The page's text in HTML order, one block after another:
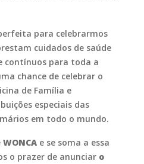
para celebrarmos
cuidados de saúde
contínuos para toda a
chance de celebrar o
de Família e
especiais das
em todo o mundo.
WONCA e se soma a essa
o prazer de anunciar o